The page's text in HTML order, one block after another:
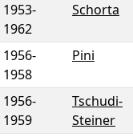
1953-
1962
Schorta
1956-
1958
Pini
1956-
1959
Tschudi-
Steiner